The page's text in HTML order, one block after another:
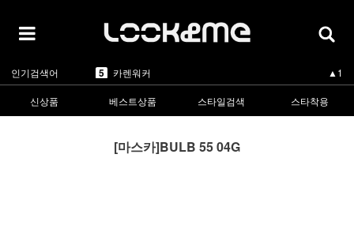
인기검색어
2 마스카 ▲3
린드버그 ▼-2
5 카렌워커 ▲1
1 라피스센시블레
▲3
신상품
베스트상품 스타일검색 스타착용
[마스카]BULB 55 04G